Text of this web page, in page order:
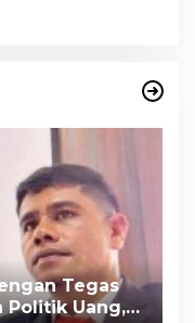
Tegas
Politik Uang,